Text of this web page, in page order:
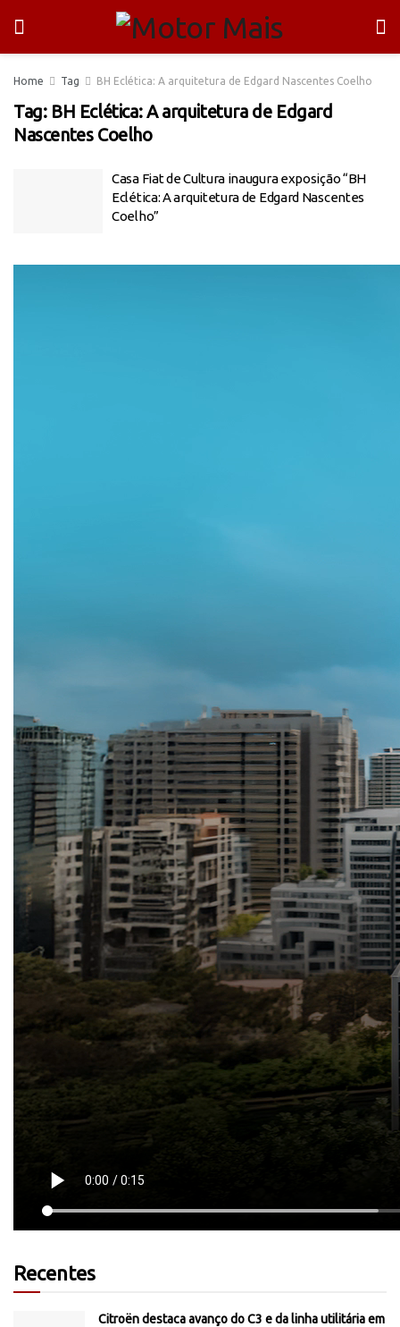
Home Tag BH Eclética: A arquitetura de Edgard Nascentes Coelho
Tag: BH Eclética: A arquitetura de Edgard
Nascentes Coelho
Casa Fiat de Cultura inaugura exposição “BH
Eclética: A arquitetura de Edgard Nascentes
Coelho”
Recentes
Citroën destaca avanço do C3 e da linha utilitária em